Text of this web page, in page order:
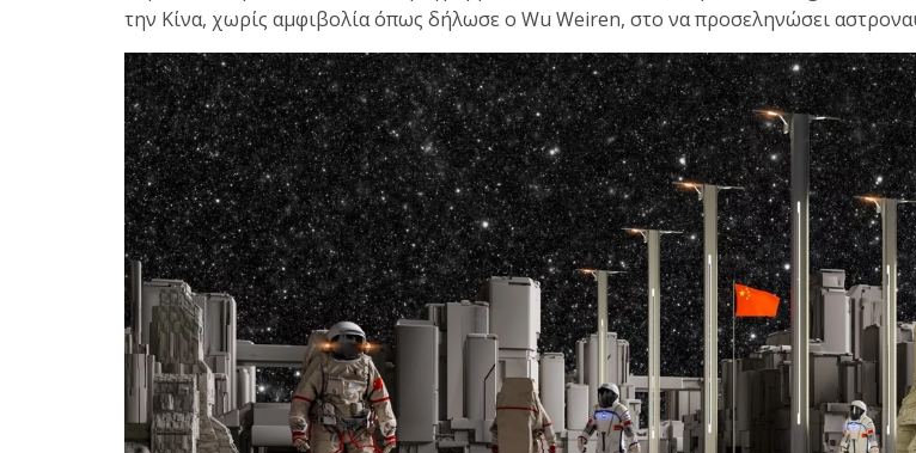
την Κίνα, χωρίς αμφιβολία όπως δήλωσε ο Wu Weiren, στο να προσεληνώσει